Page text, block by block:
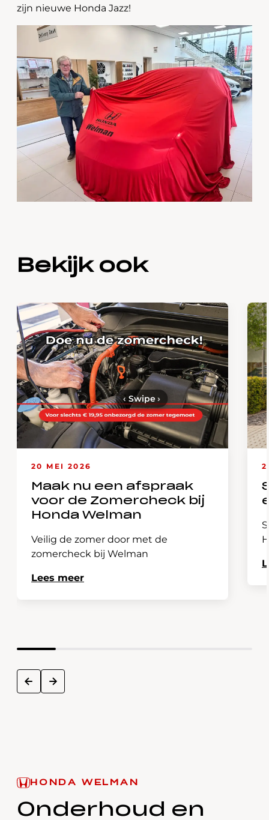
zijn nieuwe Honda Jazz!
Bekijk ook
20 MEI 2026
Maak nu een afspraak
voor de Zomercheck bij
Honda Welman
Veilig de zomer door met de
zomercheck bij Welman
Lees meer
prev next
‹ Swipe›
HONDA WELMAN
Onderhoud en